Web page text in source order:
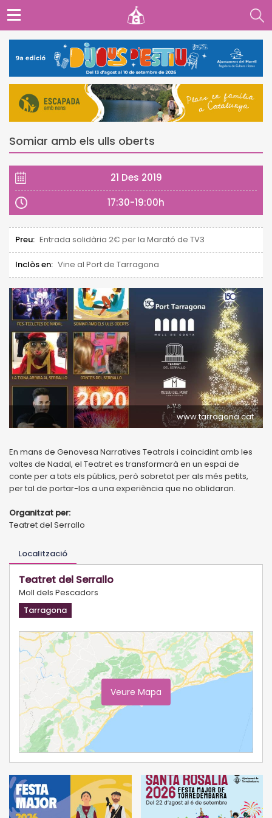
Somiar amb els ulls oberts
21 Des 2019
17:30-19:00h
Preu: Entrada solidària 2€ per la Marató de TV3
Inclòs en: Vine al Port de Tarragona
www.tarragona.cat
En mans de Genovesa Narratives Teatrals i coincidint amb les
voltes de Nadal, el Teatret es transformarà en un espai de
conte per a tots els públics, però sobretot per als més petits,
per tal de portar-los a una experiència que no oblidaran.
Organitzat per:
Teatret del Serrallo
Localització
Teatret del Serrallo
Moll dels Pescadors
Tarragona
Veure Mapa